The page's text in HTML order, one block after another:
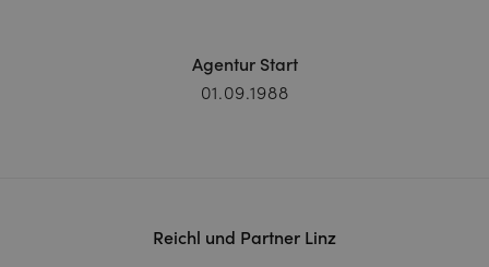
Agentur Start
01.09.1988
Reichl und Partner Linz